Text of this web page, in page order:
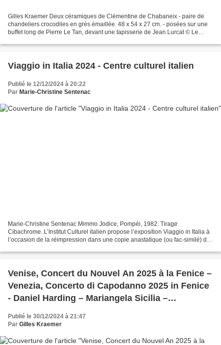
Gilles Kraemer Deux céramiques de Clémentine de Chabaneix - paire de
chandeliers crocodiles en grès émaillée. 48 x 54 x 27 cm. - posées sur une
buffet long de Pierre Le Tan, devant une tapisserie de Jean Lurcat © Le
Viaggio in Italia 2024 - Centre culturel italien
Publié le 12/12/2024 à 20:22
Par Marie-Christine Sentenac
Marie-Christine Sentenac Mimmo Jodice, Pompéi, 1982. Tirage
Cibachrome. L’Institut Culturel italien propose l’exposition Viaggio in Italia à
l’occasion de la réimpression dans une copie anastatique (ou fac-similé) du
Venise, Concert du Nouvel An 2025 à la Fenice –
Venezia, Concerto di Capodanno 2025 in Fenice
- Daniel Harding – Mariangela Sicilia –
Francesco Demuro
Publié le 30/12/2024 à 21:47
Par Gilles Kraemer